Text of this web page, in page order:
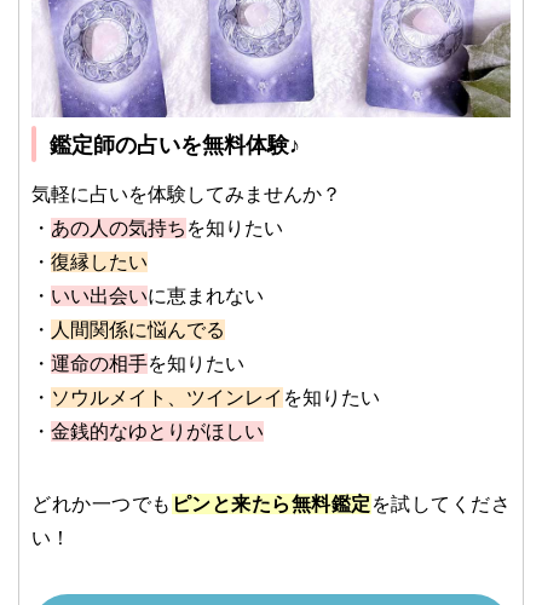
鑑定師の占いを無料体験♪
気軽に占いを体験してみませんか？
・ あの人の気持ち を知りたい
・ 復縁したい
・ いい出会いに恵まれない
・ 人間関係に悩んでる
・ 運命の相手を知りたい
・ ソウルメイト、ツインレイ を知りたい
・ 金銭的なゆとりがほしい
どれか一つでも ピンと来たら無料鑑定 を試してくださ
い！